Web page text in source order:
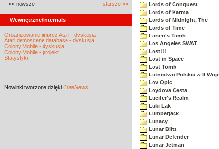
«« nowsze starsze »»
Wewnętrzne/Internals
Organizowanie imprez Atari - dyskusja
Atari demoscene database - dyskusja
Colony Mobile - dyskusja
Colony Mobile - projekt
Statystyki
Nowinki tworzone dzięki CuteNews
Lords of Conquest
Lords of Karma
Lords of Midnight, The
Lords of Time
Lorien's Tomb
Los Angeles SWAT
Lost!!!
Lost in Space
Lost Tomb
Lotnictwo Polskie w II
Lov Opic
Loydova Cesta
Lucifer's Realm
Luki Lak
Lumberjack
Lunacy
Lunar Blitz
Lunar Defender
Lunar Jetman